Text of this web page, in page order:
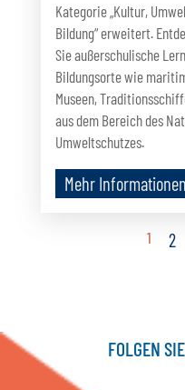
Kategorie „Kultur,
Bildung“ erweitert.
Sie außerschulische
Bildungsorte wie
Museen,
aus dem Bereich des
Umweltschutzes.
Mehr Informationen
1 2
FOLGEN